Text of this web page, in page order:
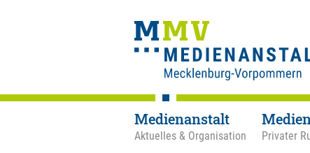
Medienanstalt
Aktuelles & Organisation Privater